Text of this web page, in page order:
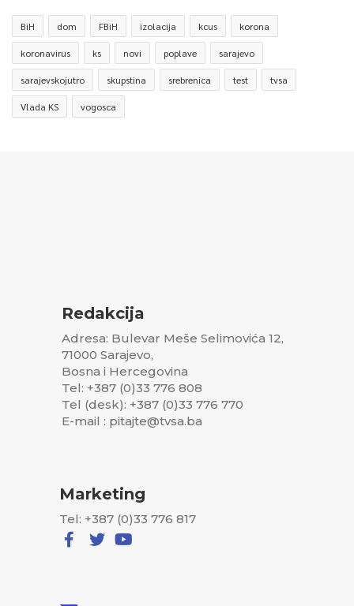
BiH dom FBiH izolacija kcus korona
koronavirus ks novi poplave sarajevo
sarajevskojutro skupstina srebrenica test tvsa
Vlada KS vogosca
Redakcija
Adresa: Bulevar Meše Selimovića 12,
71000 Sarajevo,
Bosna i Hercegovina
Tel: +387 (0)33 776 808
Tel (desk): +387 (0)33 776 770
E-mail : pitajte@tvsa.ba
Marketing
Tel: +387 (0)33 776 817